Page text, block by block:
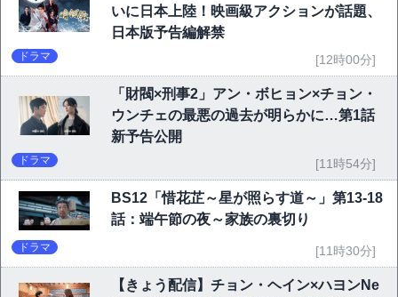
いに日本上陸！映画級アクションが話題、
日本版予告編解禁
ドラマ [12時00分]
「財閥×刑事2」アン・ボヒョン×チョン・
ウンチェの最悪の過去が明らかに…第1話
新予告公開
ドラマ [11時54分]
BS12「惜花芷～星が照らす道～」第13-18
話：端午節の夜～家族の裏切り
ドラマ [11時30分]
【きょう配信】チョン・ヘイン×ハヨンNe